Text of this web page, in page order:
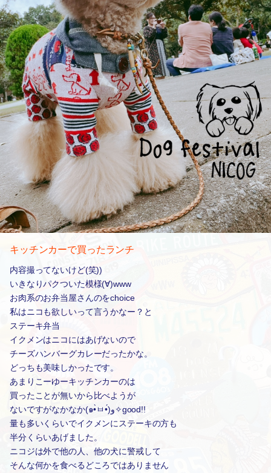
キッチンカーで買ったランチ
内容撮ってないけど(笑))
いきなりパクついた模様(∀)www
お肉系のお弁当屋さんのをchoice
私はニコも欲しいって言うかなー？と
ステーキ弁当
イクメンはニコにはあげないので
チーズハンバーグカレーだったかな。
どっちも美味しかったです。
あまりこーゆーキッチンカーのは
買ったことが無いから比べようが
ないですがなかなか(๑•̀ㅂ•́)و✧good!!
量も多いくらいでイクメンにステーキの方も
半分くらいあげました。
ニコジは外で他の人、他の犬に警戒して
そんな何かを食べるどころではありません